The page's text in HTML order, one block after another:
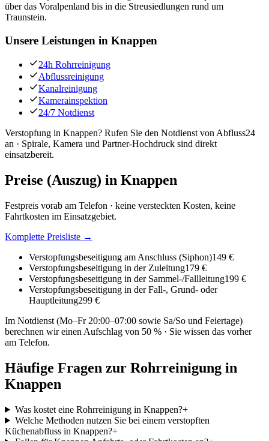
über das Voralpenland bis in die Streusiedlungen rund um
Traunstein.
Unsere Leistungen in Knappen
24h Rohrreinigung
Abflussreinigung
Kanalreinigung
Kamerainspektion
24/7 Notdienst
Verstopfung in Knappen? Rufen Sie den Notdienst von Abfluss24
an · Spirale, Kamera und Partner-Hochdruck sind direkt
einsatzbereit.
Preise (Auszug) in Knappen
Festpreis vorab am Telefon · keine versteckten Kosten, keine
Fahrtkosten im Einsatzgebiet.
Komplette Preisliste →
Verstopfungsbeseitigung am Anschluss (Siphon)149 €
Verstopfungsbeseitigung in der Zuleitung179 €
Verstopfungsbeseitigung in der Sammel-/Fallleitung199 €
Verstopfungsbeseitigung in der Fall-, Grund- oder
Hauptleitung299 €
Im Notdienst (Mo–Fr 20:00–07:00 sowie Sa/So und Feiertage)
berechnen wir einen Aufschlag von 50 % · Sie wissen das vorher
am Telefon.
Häufige Fragen zur Rohrreinigung in
Knappen
Was kostet eine Rohrreinigung in Knappen?+
Welche Methoden nutzen Sie bei einem verstopften
Küchenabfluss in Knappen?+